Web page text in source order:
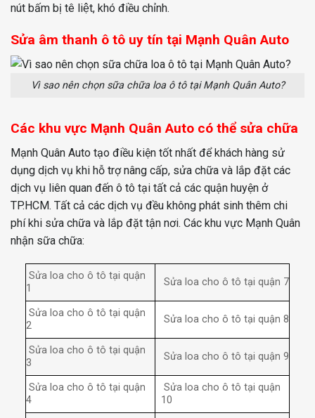
nút bấm bị tê liệt, khó điều chỉnh.
Sửa âm thanh ô tô uy tín tại Mạnh Quân Auto
Vì sao nên chọn sữa chữa loa ô tô tại Mạnh Quân Auto?
Các khu vực Mạnh Quân Auto có thể sửa chữa
Mạnh Quân Auto tạo điều kiện tốt nhất để khách hàng sử
dụng dịch vụ khi hỗ trợ nâng cấp, sửa chữa và lắp đặt các
dịch vụ liên quan đến ô tô tại tất cả các quận huyện ở
TP.HCM. Tất cả các dịch vụ đều không phát sinh thêm chi
phí khi sửa chữa và lắp đặt tận nơi. Các khu vực Mạnh Quân
nhận sữa chữa:
Sửa loa cho ô tô tại quận
1
Sửa loa cho ô tô tại quận 7
Sửa loa cho ô tô tại quận
2
Sửa loa cho ô tô tại quận 8
Sửa loa cho ô tô tại quận
3
Sửa loa cho ô tô tại quận 9
Sửa loa cho ô tô tại quận
4
Sửa loa cho ô tô tại quận
10